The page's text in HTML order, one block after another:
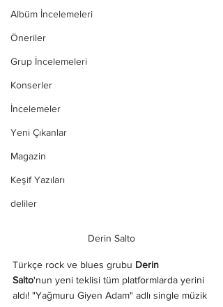
Albüm İncelemeleri
Öneriler
Grup İncelemeleri
Konserler
İncelemeler
Yeni Çıkanlar
Magazin
Keşif Yazıları
deliler
Derin Salto
Türkçe rock ve blues grubu Derin
Salto'nun yeni teklisi tüm platformlarda yerini
aldı! "Yağmuru Giyen Adam" adlı single müzik